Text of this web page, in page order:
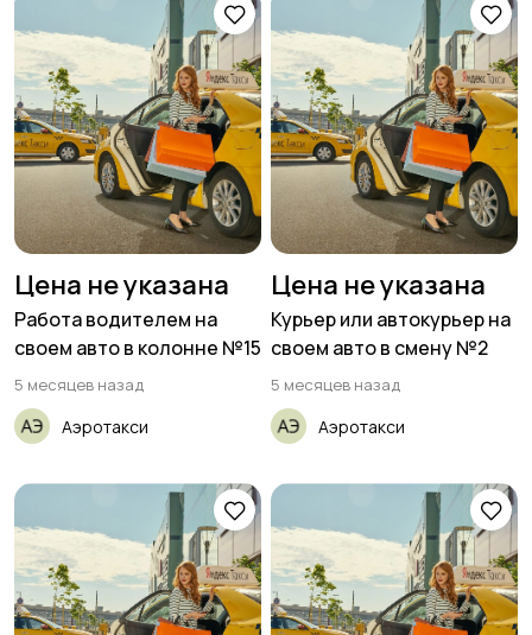
Цена не указана
Работа водителем на
своем авто в колонне №15
5 месяцев назад
Аэротакси
Цена не указана
Курьер или автокурьер на
своем авто в смену №2
5 месяцев назад
Аэротакси